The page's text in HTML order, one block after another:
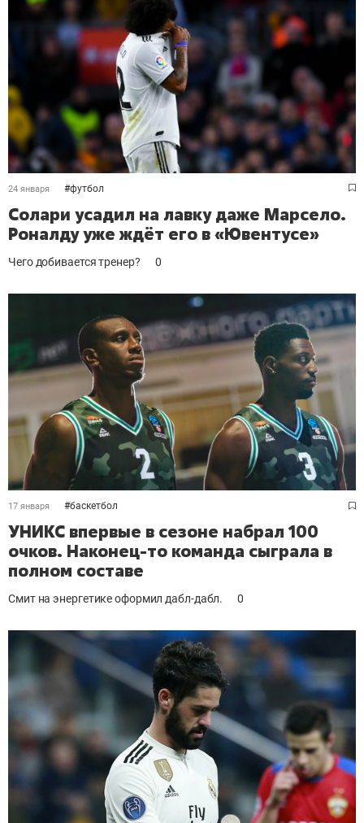
24 января #футбол
Солари усадил на лавку даже Марсело.
Роналду уже ждёт его в «Ювентусе»
Чего добивается тренер? 0
17 января #баскетбол
УНИКС впервые в сезоне набрал 100
очков. Наконец-то команда сыграла в
полном составе
Смит на энергетике оформил дабл-дабл. 0